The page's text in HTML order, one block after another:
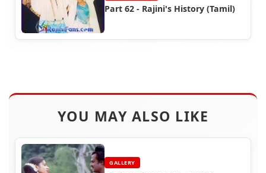
Part 62 - Rajini's History (Tamil)
YOU MAY ALSO LIKE
GALLERY